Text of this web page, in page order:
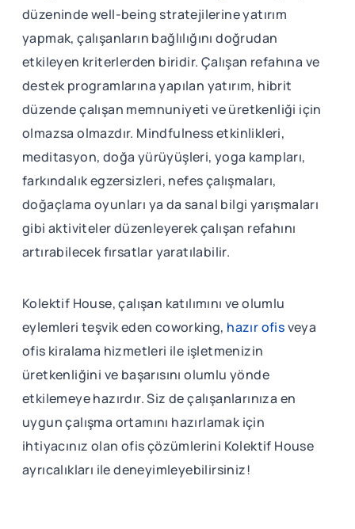
düzeninde well-being stratejilerine yatırım
yapmak, çalışanların bağlılığını doğrudan
etkileyen kriterlerden biridir. Çalışan refahına ve
destek programlarına yapılan yatırım, hibrit
düzende çalışan memnuniyeti ve üretkenliği için
olmazsa olmazdır. Mindfulness etkinlikleri,
meditasyon, doğa yürüyüşleri, yoga kampları,
farkındalık egzersizleri, nefes çalışmaları,
doğaçlama oyunları ya da sanal bilgi yarışmaları
gibi aktiviteler düzenleyerek çalışan refahını
artırabilecek fırsatlar yaratılabilir.
Kolektif House, çalışan katılımını ve olumlu
eylemleri teşvik eden coworking, hazır ofisveya
ofis kiralama hizmetleri ile işletmenizin
üretkenliğini ve başarısını olumlu yönde
etkilemeye hazırdır. Siz de çalışanlarınıza en
uygun çalışma ortamını hazırlamak için
ihtiyacınız olan ofis çözümlerini Kolektif House
ayrıcalıkları ile deneyimleyebilirsiniz!